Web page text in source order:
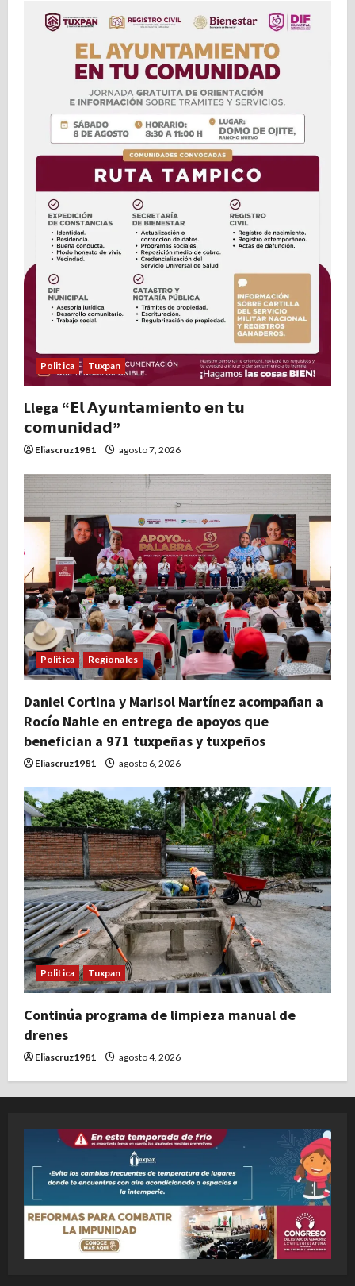
Politica Tuxpan
Llega “𝗘𝗹 𝗔𝘆𝘂𝗻𝘁𝗮𝗺𝗶𝗲𝗻𝘁𝗼 𝗲𝗻 𝘁𝘂
𝗰𝗼𝗺𝘂𝗻𝗶𝗱𝗮𝗱”
Eliascruz1981 agosto 7, 2026
Politica Regionales
Daniel Cortina y Marisol Martínez acompañan a
Rocío Nahle en entrega de apoyos que
benefician a 971 tuxpeñas y tuxpeños
Eliascruz1981 agosto 6, 2026
Politica Tuxpan
Continúa programa de limpieza manual de
drenes
Eliascruz1981 agosto 4, 2026